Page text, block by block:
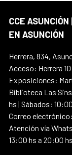
CCE
EN ASUNCIÓN
Herrera, 834,
Acceso: Herrera
Exposiciones:
Biblioteca Las
hs | Sábados:
Correo
Atención vía
13:00 hs a 20:00 hs